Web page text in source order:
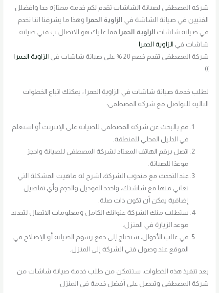
شركه المصطفي لصيانة الشاشات تقدم لكم خدمه ممتازه جدا وافضلل
الفنيين في صيانة الشاشة في الزاوية الحمرا وهذا ما يشرفنا اننا نخدم
في صيانة شاشات الزاوية الحمرا فما عليك هو الاتصال ب فني صيانة
شاشات في الزاوية الحمرا
شركة المصطفي تقدم خصم 20 % علي صيانة شاشات في
الزاوية الحمرا
))
لطلب خدمة صيانة شاشات في الزاوية الحمرا ، يمكنك اتباع الخطوات
التالية للتواصل مع شركة المصطفى:
قم بالبحث عن شركة المصطفى للصيانة على الإنترنت أو استعلم
في الدليل المحلي للمنطقة.
اتصل برقم الهاتف المعتاد لشركة المصطفى للصيانة واحجز
موعدًا للصيانة.
عند التحدث مع مندوب الشركة، اشرح له ماهيت المشكلة التي
تعاني منها مع شاشتك، واحدد الموديل والحجم وأي تفاصيل
إضافية يمكن أن تكون ذات صلة.
ستطلب منك الشركة عنوانك الكامل ومعلومات الاتصال لتحديد
موعد الزيارة في المنزل.
في غالب الأحوال، ستحتاج إلى دفع رسوم الصيانة أو الإصلاح في
الموقع عند وصول فني الشركة إلى المنزل.
بعد تنفيذ هذه الخطوات، ستتمكن من طلب خدمة صيانة شاشات من
شركة المصطفى وتحصل على أفضل خدمة في المنزل